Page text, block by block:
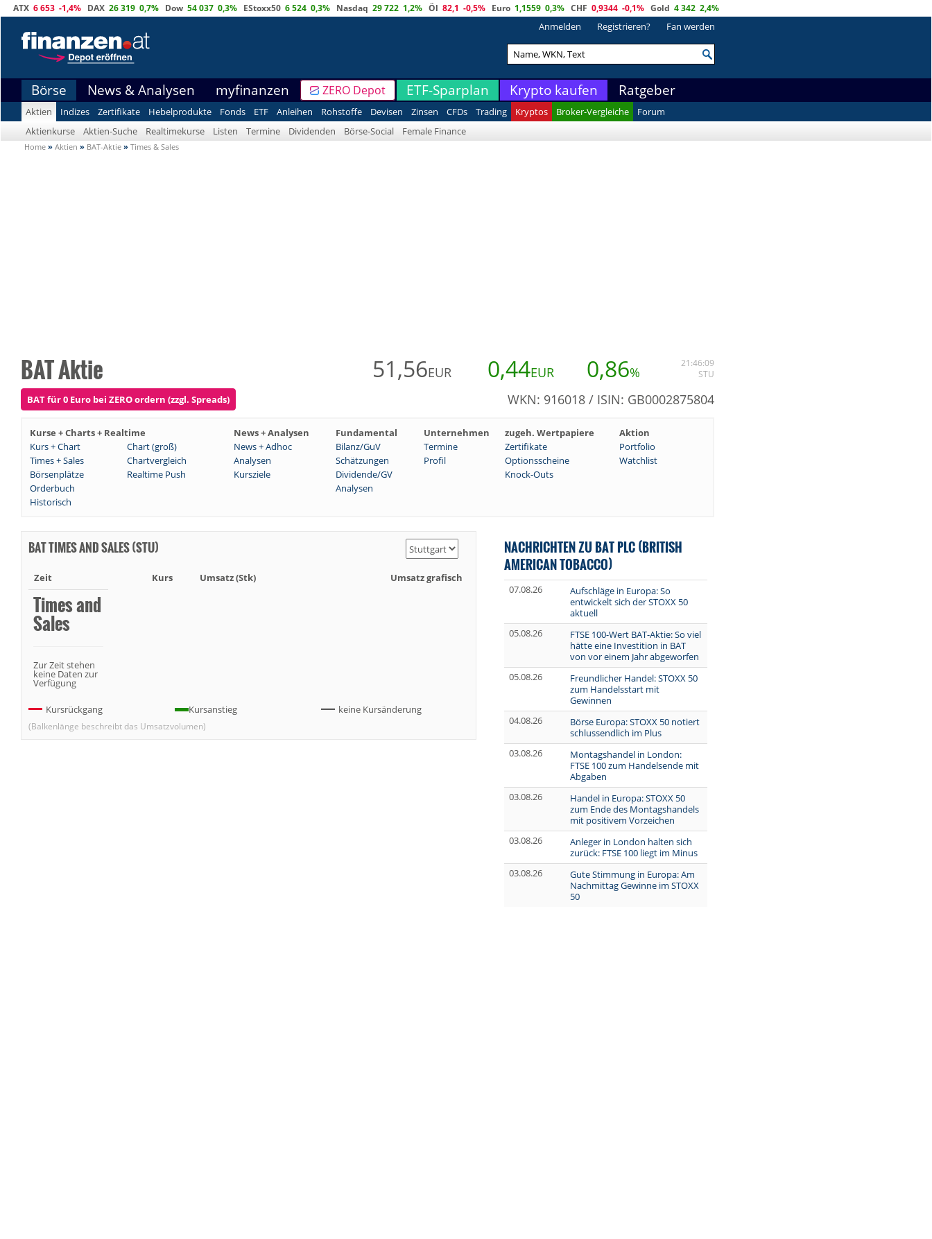
ATX 6 653 -1,4% DAX 26 319 0,7% Dow 54 037 0,3% EStoxx50 6 524 0,3% Nasdaq 29 722 1,2% Öl 82,1 -0,5% Euro 1,1559 0,3% CHF 0,9344 -0,1% Gold 4 342 2,4%
Anmelden Registrieren? Fan werden
Börse News & Analysen myfinanzen ZERO Depot ETF-Sparplan Krypto kaufen Ratgeber
Aktien Indizes Zertifikate Hebelprodukte Fonds ETF Anleihen Rohstoffe Devisen Zinsen CFDs Trading Kryptos Broker-Vergleiche
Forum
Aktienkurse
Aktien-Suche Realtimekurse Listen Termine Dividenden Börse-Social Female Finance
Home » Aktien » BAT-Aktie » Times & Sales
BAT Aktie 51,56EUR 0,44EUR 0,86%
21:46:09
STU
BAT für 0 Euro bei ZERO ordern (zzgl. Spreads) WKN: 916018 / ISIN: GB0002875804
Kurse + Charts + Realtime News + Analysen Fundamental Unternehmen zugeh. Wertpapiere
Aktion
Kurs + Chart
Chart (groß) News + Adhoc Bilanz/GuV Termine Zertifikate
Portfolio
Times + Sales
Chartvergleich Analysen Schätzungen Profil Optionsscheine
Watchlist
Börsenplätze
Realtime Push Kursziele Dividende/GV
Knock-Outs
Orderbuch
Analysen
Historisch
BAT TIMES AND SALES (STU)
Zeit Kurs Umsatz (Stk) Umsatz grafisch
Times and
Sales
Zur Zeit stehen
keine Daten zur
Verfügung
Kursrückgang Kursanstieg keine Kursänderung
(Balkenlänge beschreibt das Umsatzvolumen)
NACHRICHTEN ZU BAT PLC (BRITISH
AMERICAN TOBACCO)
07.08.26
Aufschläge in Europa: So
entwickelt sich der STOXX 50
aktuell
05.08.26
FTSE 100-Wert BAT-Aktie: So viel
hätte eine Investition in BAT
von vor einem Jahr abgeworfen
05.08.26
Freundlicher Handel: STOXX 50
zum Handelsstart mit
Gewinnen
04.08.26
Börse Europa: STOXX 50 notiert
schlussendlich im Plus
03.08.26
Montagshandel in London:
FTSE 100 zum Handelsende mit
Abgaben
03.08.26
Handel in Europa: STOXX 50
zum Ende des Montagshandels
mit positivem Vorzeichen
03.08.26
Anleger in London halten sich
zurück: FTSE 100 liegt im Minus
03.08.26
Gute Stimmung in Europa: Am
Nachmittag Gewinne im STOXX
50